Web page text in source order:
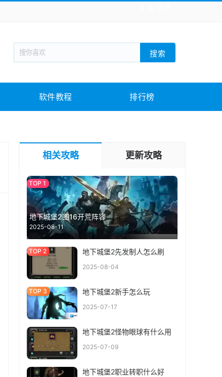
新闻阅读 旅游出行 生活实用
回合网游 战棋游戏 枪战射击
教育教学 游戏娱乐 系统软件 素材下载
搜索
软件教程 排行榜
相关攻略 更新攻略
地下城堡2图16开荒阵容
2025-08-11
地下城堡2先发制人怎么刷
2025-08-04
地下城堡2新手怎么玩
2025-07-17
地下城堡2怪物眼球有什么用
2025-07-09
地下城堡2职业转职什么好